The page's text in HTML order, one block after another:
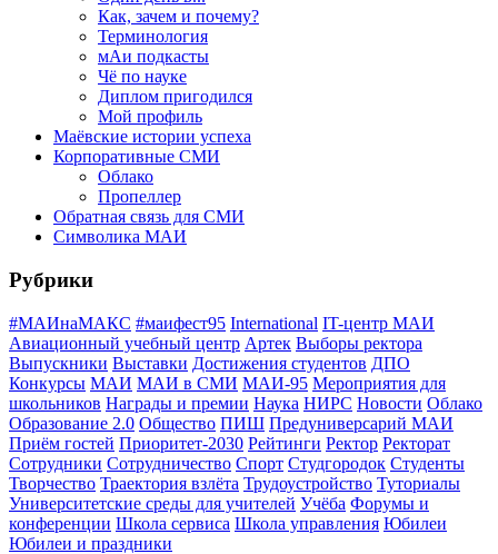
Как, зачем и почему?
Терминология
мАи подкасты
Чё по науке
Диплом пригодился
Мой профиль
Маёвские истории успеха
Корпоративные СМИ
Облако
Пропеллер
Обратная связь для СМИ
Символика МАИ
Рубрики
#МАИнаМАКС #маифест95 International IT-центр МАИ
Авиационный учебный центр Артек Выборы ректора
Выпускники Выставки Достижения студентов ДПО
Конкурсы МАИ МАИ в СМИ МАИ-95 Мероприятия для
школьников Награды и премии Наука НИРС Новости Облако
Образование 2.0 Общество ПИШ Предуниверсарий МАИ
Приём гостей Приоритет-2030 Рейтинги Ректор Ректорат
Сотрудники Сотрудничество Спорт Студгородок Студенты
Творчество Траектория взлёта Трудоустройство Туториалы
Университетские среды для учителей Учёба Форумы и
конференции Школа сервиса Школа управления Юбилеи
Юбилеи и праздники